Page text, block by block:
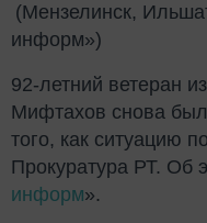
(Мензелинск,
информ»)
92-летний ветеран
Мифтахов снова был
того, как ситуацию
Прокуратура РТ. Об
информ».